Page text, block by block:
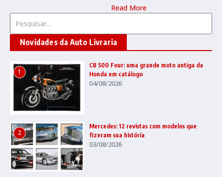
Read More
Novidades da Auto Livraria
1
CB 500 Four: uma grande moto antiga da
Honda em catálogo
04/08/2026
2
Mercedes: 12 revistas com modelos que
fizeram sua história
03/08/2026